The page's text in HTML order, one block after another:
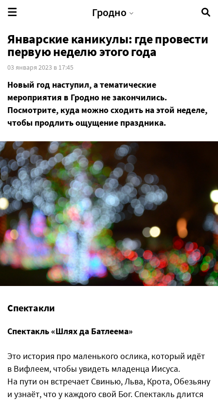
Гродно
Январские каникулы: где провести
первую неделю этого года
03 января 2023 в 17:45
Новый год наступил, а тематические
мероприятия в Гродно не закончились.
Посмотрите, куда можно сходить на этой неделе,
чтобы продлить ощущение праздника.
Спектакли
Спектакль «Шлях да Батлеема»
Это история про маленького ослика, который идёт
в Вифлеем, чтобы увидеть младенца Иисуса.
На пути он встречает Свинью, Льва, Крота, Обезьяну
и узнаёт, что у каждого свой Бог. Спектакль длится